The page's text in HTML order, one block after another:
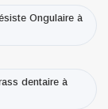
Ongulaire à
dentaire à